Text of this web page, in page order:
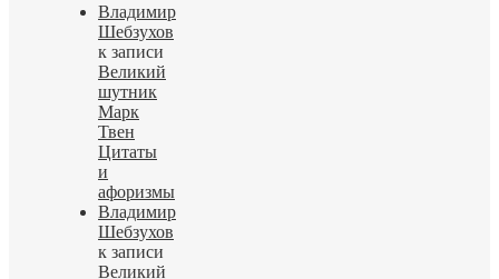
Владимир
Шебзухов
к записи
Великий
шутник
Марк
Твен
Цитаты
и
афоризмы
Владимир
Шебзухов
к записи
Великий